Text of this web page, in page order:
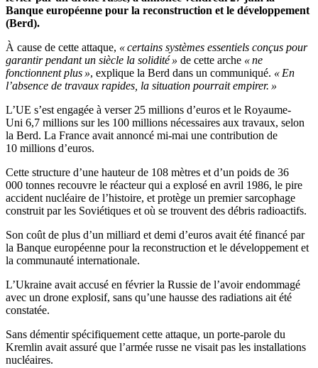
Banque européenne pour la reconstruction et le développement
(Berd).
À cause de cette attaque, « certains systèmes essentiels conçus pour
garantir pendant un siècle la solidité » de cette arche « ne
fonctionnent plus », explique la Berd dans un communiqué. « En
l’absence de travaux rapides, la situation pourrait empirer. »
L’UE s’est engagée à verser 25 millions d’euros et le Royaume-
Uni 6,7 millions sur les 100 millions nécessaires aux travaux, selon
la Berd. La France avait annoncé mi-mai une contribution de
10 millions d’euros.
Cette structure d’une hauteur de 108 mètres et d’un poids de 36
000 tonnes recouvre le réacteur qui a explosé en avril 1986, le pire
accident nucléaire de l’histoire, et protège un premier sarcophage
construit par les Soviétiques et où se trouvent des débris radioactifs.
Son coût de plus d’un milliard et demi d’euros avait été financé par
la Banque européenne pour la reconstruction et le développement et
la communauté internationale.
L’Ukraine avait accusé en février la Russie de l’avoir endommagé
avec un drone explosif, sans qu’une hausse des radiations ait été
constatée.
Sans démentir spécifiquement cette attaque, un porte-parole du
Kremlin avait assuré que l’armée russe ne visait pas les installations
nucléaires.